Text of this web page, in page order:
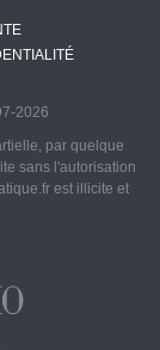
2026
par quelque
sans l'autorisation
est illicite et